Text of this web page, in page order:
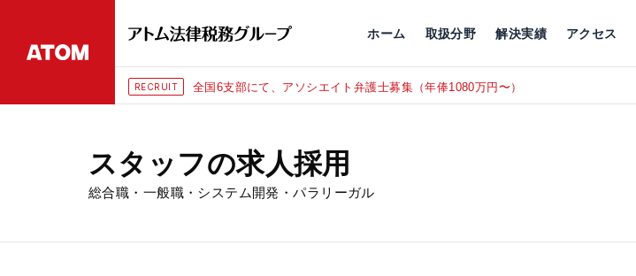
ホーム 取扱分野 解決実績 アクセス
RECRUIT 全国6支部にて、アソシエイト弁護士募集（年俸1080万円〜）
スタッフの求人採用
総合職・一般職・システム開発・パラリーガル